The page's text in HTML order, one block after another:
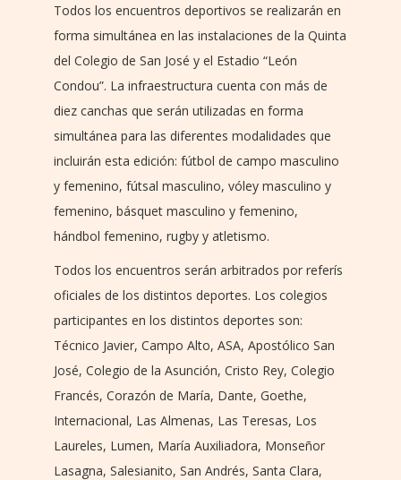
Todos los encuentros deportivos se realizarán en
forma simultánea en las instalaciones de la Quinta
del Colegio de San José y el Estadio “León
Condou”. La infraestructura cuenta con más de
diez canchas que serán utilizadas en forma
simultánea para las diferentes modalidades que
incluirán esta edición: fútbol de campo masculino
y femenino, fútsal masculino, vóley masculino y
femenino, básquet masculino y femenino,
hándbol femenino, rugby y atletismo.
Todos los encuentros serán arbitrados por referís
oficiales de los distintos deportes. Los colegios
participantes en los distintos deportes son:
Técnico Javier, Campo Alto, ASA, Apostólico San
José, Colegio de la Asunción, Cristo Rey, Colegio
Francés, Corazón de María, Dante, Goethe,
Internacional, Las Almenas, Las Teresas, Los
Laureles, Lumen, María Auxiliadora, Monseñor
Lasagna, Salesianito, San Andrés, Santa Clara,